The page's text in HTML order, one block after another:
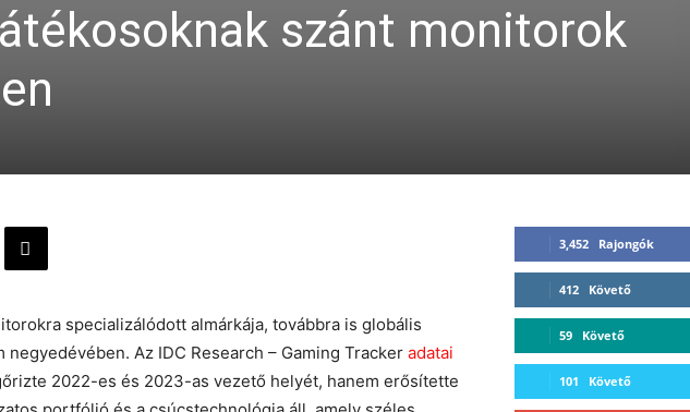
szánt monitorok
specializálódott almárkája, továbbra is globális
Az IDC Research – Gaming Tracker adatai
2022-es és 2023-as vezető helyét, hanem erősítette
3,452 Rajongók
412 Követő
59 Követő
101 Követő